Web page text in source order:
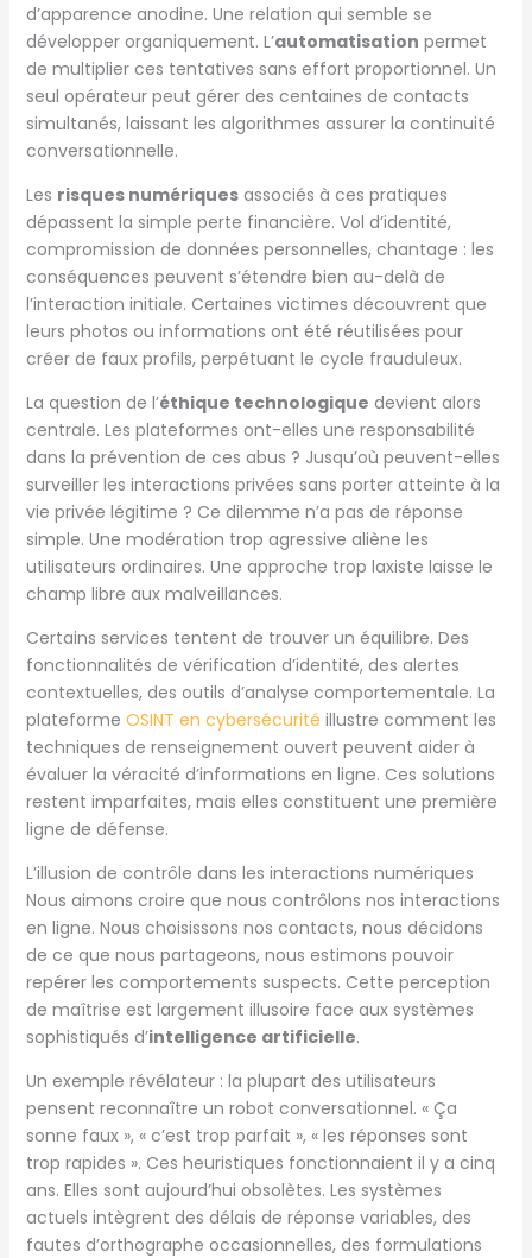
d’apparence anodine. Une relation qui semble se
développer organiquement. L’automatisation permet
de multiplier ces tentatives sans effort proportionnel. Un
seul opérateur peut gérer des centaines de contacts
simultanés, laissant les algorithmes assurer la continuité
conversationnelle.
Les risques numériquesassociés à ces pratiques
dépassent la simple perte financière. Vol d’identité,
compromission de données personnelles, chantage : les
conséquences peuvent s’étendre bien au-delà de
l’interaction initiale. Certaines victimes découvrent que
leurs photos ou informations ont été réutilisées pour
créer de faux profils, perpétuant le cycle frauduleux.
La question de l’éthique technologique devient alors
centrale. Les plateformes ont-elles une responsabilité
dans la prévention de ces abus ? Jusqu’où peuvent-elles
surveiller les interactions privées sans porter atteinte à la
vie privée légitime ? Ce dilemme n’a pas de réponse
simple. Une modération trop agressive aliène les
utilisateurs ordinaires. Une approche trop laxiste laisse le
champ libre aux malveillances.
Certains services tentent de trouver un équilibre. Des
fonctionnalités de vérification d’identité, des alertes
contextuelles, des outils d’analyse comportementale. La
plateforme OSINT en cybersécurité illustre comment les
techniques de renseignement ouvert peuvent aider à
évaluer la véracité d’informations en ligne. Ces solutions
restent imparfaites, mais elles constituent une première
ligne de défense.
L’illusion de contrôle dans les interactions numériques
Nous aimons croire que nous contrôlons nos interactions
en ligne. Nous choisissons nos contacts, nous décidons
de ce que nous partageons, nous estimons pouvoir
repérer les comportements suspects. Cette perception
de maîtrise est largement illusoire face aux systèmes
sophistiqués d’intelligence artificielle.
Un exemple révélateur : la plupart des utilisateurs
pensent reconnaître un robot conversationnel. « Ça
sonne faux », « c’est trop parfait », « les réponses sont
trop rapides ». Ces heuristiques fonctionnaient il y a cinq
ans. Elles sont aujourd’hui obsolètes. Les systèmes
actuels intègrent des délais de réponse variables, des
fautes d’orthographe occasionnelles, des formulations